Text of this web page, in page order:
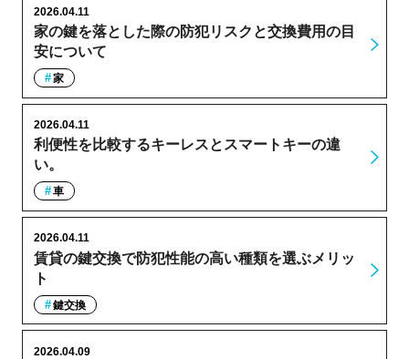
家の鍵を落とした際の防犯リスクと交換費用の目
安について
2026.04.11
家
利便性を比較するキーレスとスマートキーの違
い。
2026.04.11
車
賃貸の鍵交換で防犯性能の高い種類を選ぶメリッ
ト
2026.04.11
鍵交換
2026.04.09